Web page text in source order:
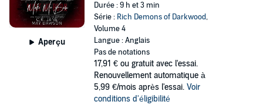
Aperçu
Durée : 9 h et 3 min
Série : Rich Demons of Darkwood,
Volume 4
Langue : Anglais
Pas de notations
17,91 € ou gratuit avec l'essai.
Renouvellement automatique à
5,99 €/mois après l'essai. Voir
conditions d'éligibilité